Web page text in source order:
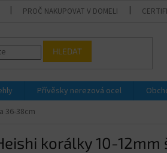
PROČ NAKUPOVAT V DOMELI
HLEDAT
Přívěsky nerezová ocel
36-38cm
korálky 10-